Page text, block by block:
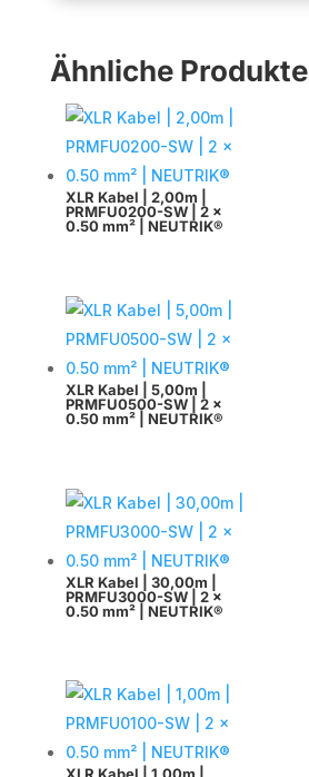
Ähnliche Produkte
XLR Kabel | 2,00m |
PRMFU0200-SW | 2 x
0.50 mm² | NEUTRIK®
XLR Kabel | 5,00m |
PRMFU0500-SW | 2 x
0.50 mm² | NEUTRIK®
XLR Kabel | 30,00m |
PRMFU3000-SW | 2 x
0.50 mm² | NEUTRIK®